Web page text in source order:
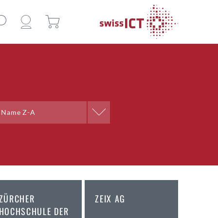
Name Z-A
Sortieren nach
Name A-Z
Ort Z-A
HOCHSCHULE DER
ZEIX AG